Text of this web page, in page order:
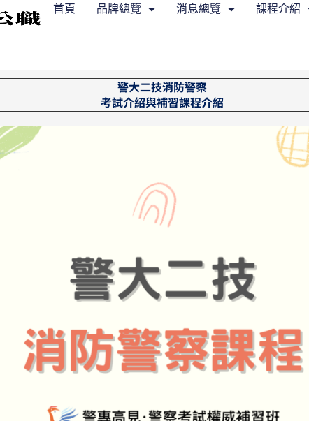
首頁 品牌總覽 消息總覽 課程介紹
警大二技消防警察
考試介紹與補習課程介紹